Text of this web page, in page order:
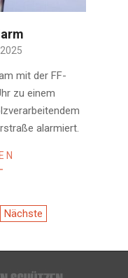
mit der FF-
zu einem
alarmiert.
Nächste